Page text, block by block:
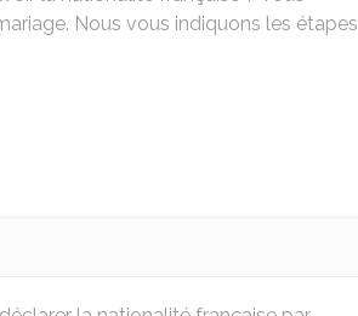
Nous vous indiquons les étapes